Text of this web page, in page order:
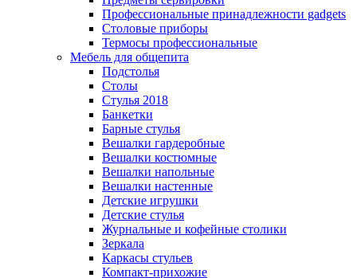
Профессиональные принадлежности gadgets
Столовые приборы
Термосы профессиональные
Мебель для общепита
Подстолья
Столы
Стулья 2018
Банкетки
Барные стулья
Вешалки гардеробные
Вешалки костюмные
Вешалки напольные
Вешалки настенные
Детские игрушки
Детские стулья
Журнальные и кофейные столики
Зеркала
Каркасы стульев
Компакт-прихожие